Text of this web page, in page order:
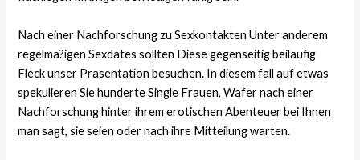
Nach einer Nachforschung zu Sexkontakten Unter anderem
regelma?igen Sexdates sollten Diese gegenseitig beilaufig
Fleck unser Prasentation besuchen. In diesem fall auf etwas
spekulieren Sie hunderte Single Frauen, Wafer nach einer
Nachforschung hinter ihrem erotischen Abenteuer bei Ihnen
man sagt, sie seien oder nach ihre Mitteilung warten.